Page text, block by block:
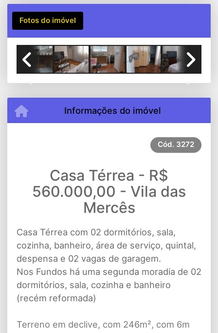
Fotos do imóvel
Informações do imóvel
Cód. 3272
Casa Térrea - R$
560.000,00 - Vila das
Mercês
Casa Térrea com 02 dormitórios, sala,
cozinha, banheiro, área de serviço, quintal,
despensa e 02 vagas de garagem.
Nos Fundos há uma segunda moradia de 02
dormitórios, sala, cozinha e banheiro
(recém reformada)
Terreno em declive, com 246m², com 6m